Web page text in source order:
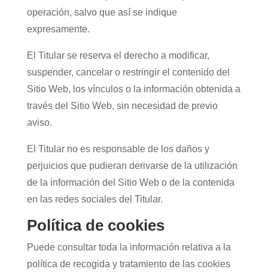
operación, salvo que así se indique
expresamente.
El Titular se reserva el derecho a modificar,
suspender, cancelar o restringir el contenido del
Sitio Web, los vínculos o la información obtenida a
través del Sitio Web, sin necesidad de previo
aviso.
El Titular no es responsable de los daños y
perjuicios que pudieran derivarse de la utilización
de la información del Sitio Web o de la contenida
en las redes sociales del Titular.
Política de cookies
Puede consultar toda la información relativa a la
política de recogida y tratamiento de las cookies